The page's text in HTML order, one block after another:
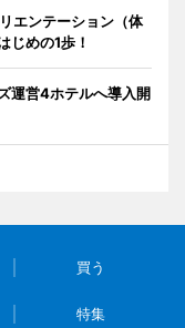
エンテーション（体
じめの1歩！
運営4ホテルへ導入開
買う
特集